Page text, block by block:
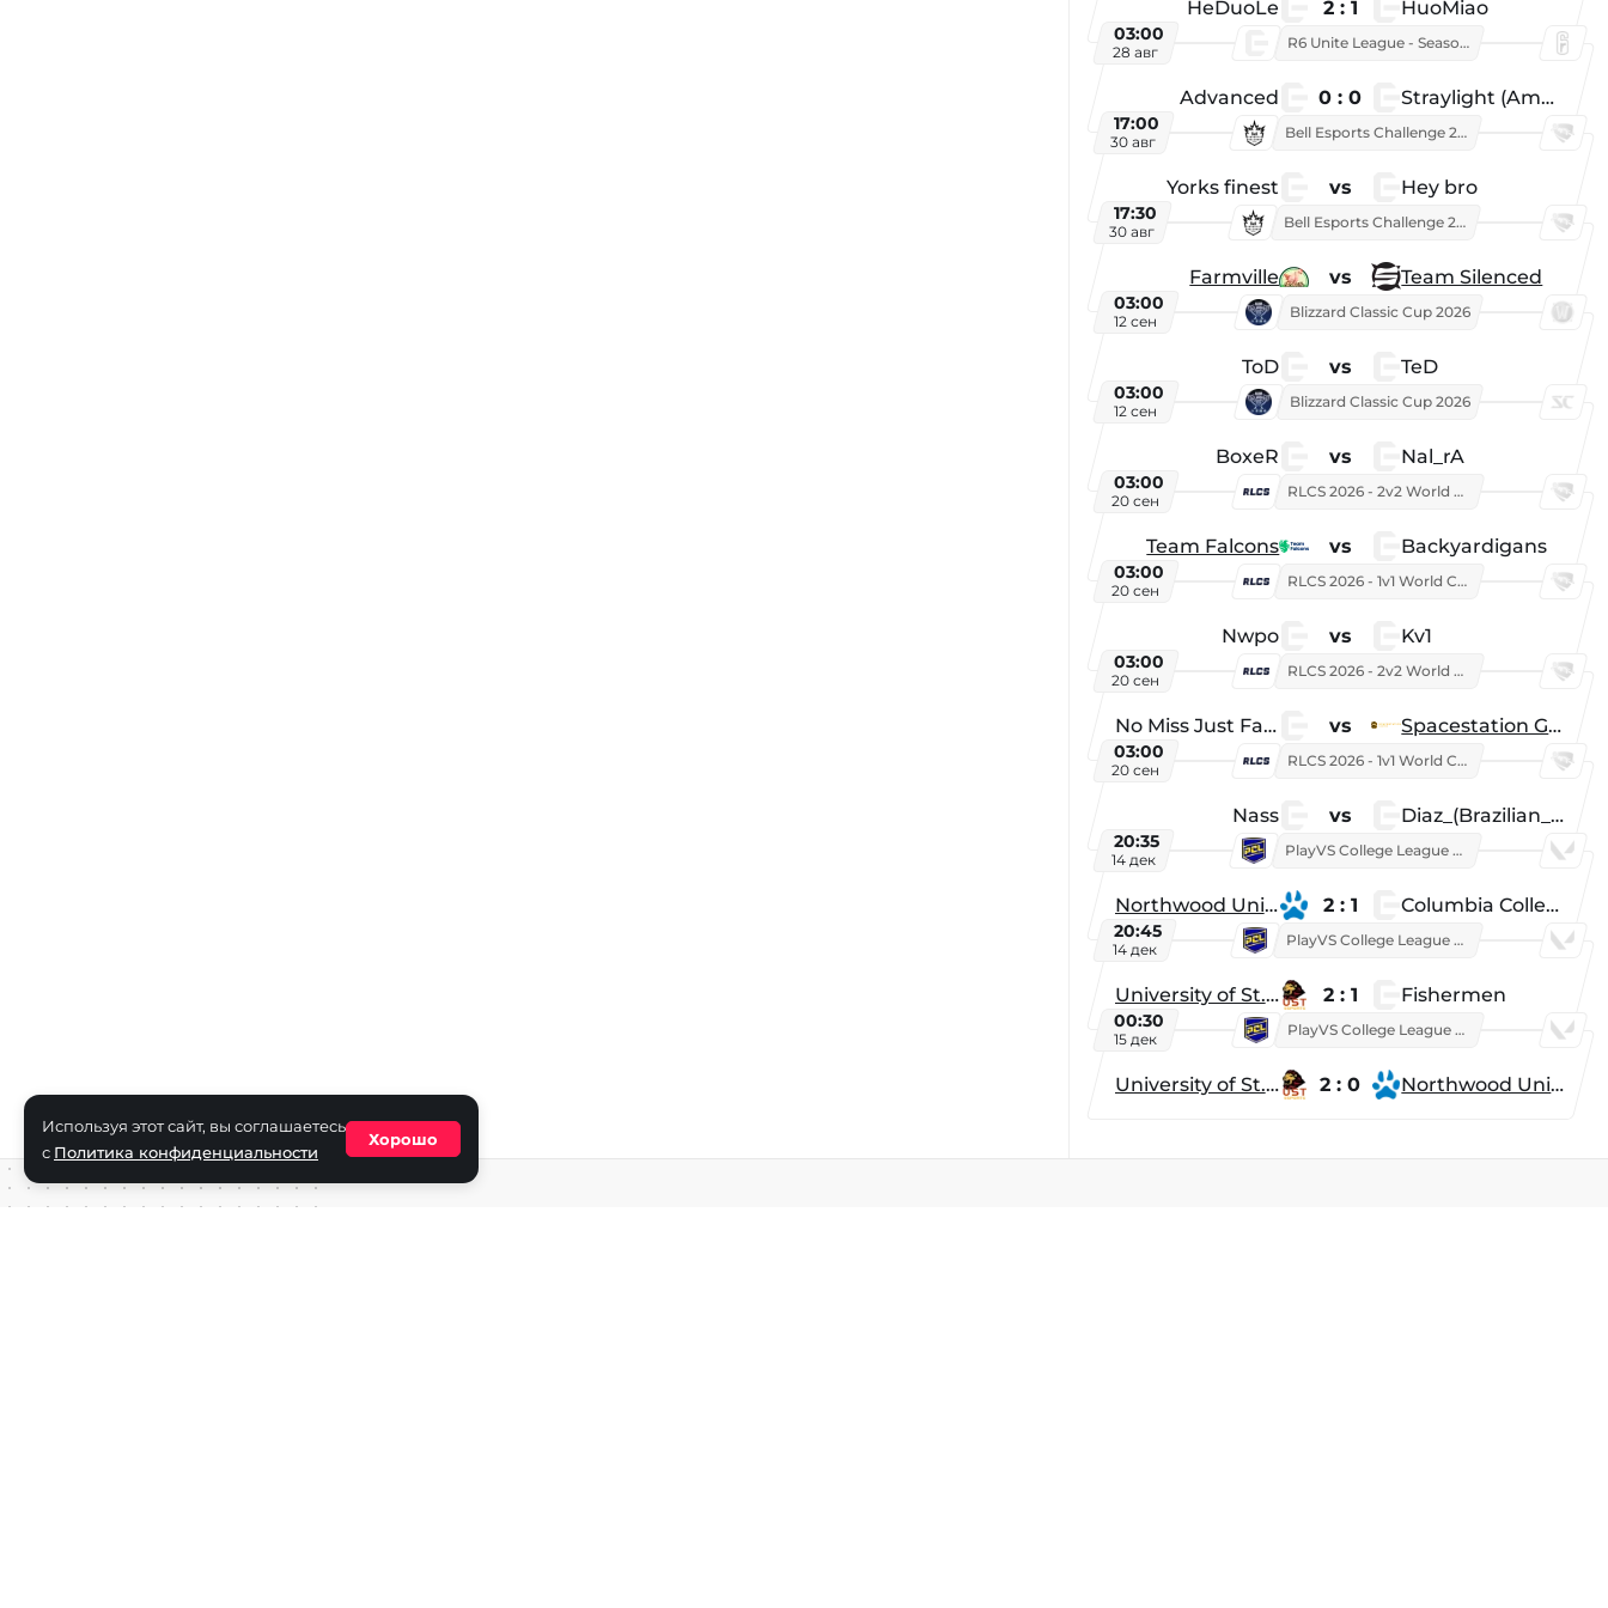
HeDuoLe 2 : 1 HuoMiao
03:00
28 авг
R6 Unite League - Season 1
Advanced 0 : 0 Straylight (American team)
17:00
30 авг
Bell Esports Challenge 2026
Yorks finest vs Hey bro
17:30
30 авг
Bell Esports Challenge 2026
Farmville vs Team Silenced
03:00
12 сен
Blizzard Classic Cup 2026
ToD vs TeD
03:00
12 сен
Blizzard Classic Cup 2026
BoxeR vs Nal_rA
03:00
20 сен
RLCS 2026 - 2v2 World Championship
Team Falcons vs Backyardigans
03:00
20 сен
RLCS 2026 - 1v1 World Championship
Nwpo vs Kv1
03:00
20 сен
RLCS 2026 - 2v2 World Championship
No Miss Just Fake vs Spacestation Gaming
03:00
20 сен
RLCS 2026 - 1v1 World Championship
Nass vs Diaz_(Brazilian_Player)
20:35
14 дек
PlayVS College League 2025: Fall
Northwood University 2 : 1 Columbia College
20:45
14 дек
PlayVS College League 2025: Fall
University of St. Thomas 2 : 1 Fishermen
00:30
15 дек
PlayVS College League 2025: Fall
University of St. Thomas 2 : 0 Northwood University
Используя этот сайт, вы соглашаетесь
с Политика конфиденциальности
Хорошо